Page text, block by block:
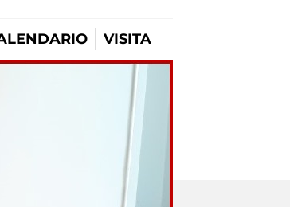
VISITA